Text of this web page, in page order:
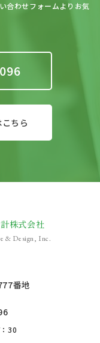
合わせフォームよりお気
ちら
株式会社
& Design, Inc.
番地
30